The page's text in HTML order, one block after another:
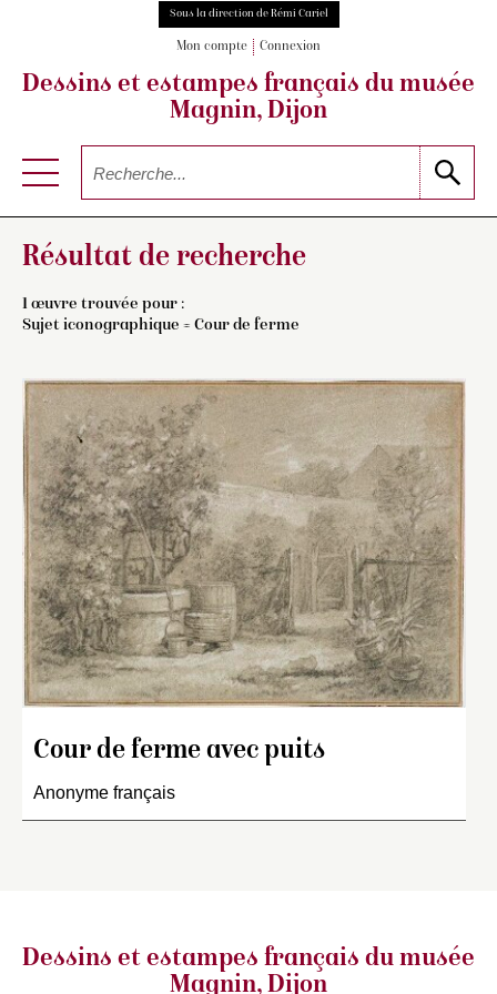
Sous la direction de Rémi Cariel
Mon compte Connexion
Dessins et estampes français du musée
Magnin, Dijon
Résultat de recherche
1 œuvre trouvée pour :
Sujet iconographique = Cour de ferme
Cour de ferme avec puits
Anonyme français
Dessins et estampes français du musée
Magnin, Dijon